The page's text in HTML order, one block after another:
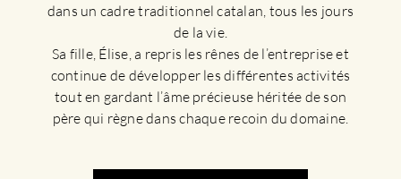
dans un cadre traditionnel catalan, tous les jours
de la vie.
Sa fille, Élise, a repris les rênes de l’entreprise et
continue de développer les différentes activités
tout en gardant l’âme précieuse héritée de son
père qui règne dans chaque recoin du domaine.